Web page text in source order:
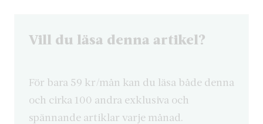
Vill du läsa denna artikel?
För bara 59 kr/mån kan du läsa både denna
och cirka 100 andra exklusiva och
spännande artiklar varje månad.